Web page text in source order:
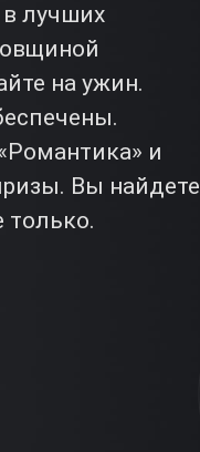
лучших
на ужин.
и
Вы найдете
только.